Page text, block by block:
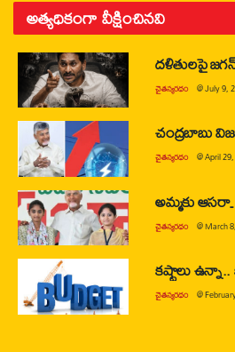
అత్యధికంగా వీక్షించినవి
దళితులపై
చైతన్యరధం @July 9,
చంద్రబాబు
చైతన్యరధం @April
అమ్మకు
చైతన్యరధం @March
కష్టాలు ఉన్నా..
చైతన్యరధం @